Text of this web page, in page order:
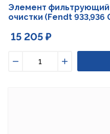
Элемент фильтрующий
очистки (Fendt 933,936
15 205 ₽
Увеличить